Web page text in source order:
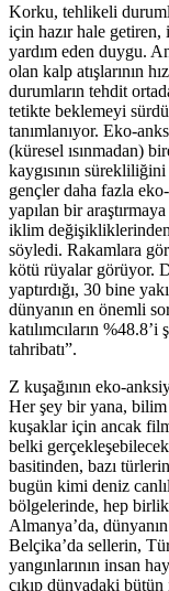
Korku, tehlikeli
için hazır hale getiren,
yardım eden duygu.
olan kalp atışlarının
durumların tehdit
tetikte beklemeyi
tanımlanıyor. Eko-
(küresel ısınmadan)
kaygısının
gençler daha fazla
yapılan bir
iklim
söyledi. Rakamlara
kötü rüyalar görüyor.
yaptırdığı, 30 bine
dünyanın en önemli
katılımcıların
tahribatı”.
Z kuşağının eko-
Her şey bir yana, bilim
kuşaklar için ancak
belki
basitinden, bazı
bugün kimi deniz
bölgelerinde, hep
Almanya’da,
Belçika’da sellerin,
yangınlarının insan
çıkıp dünyadaki